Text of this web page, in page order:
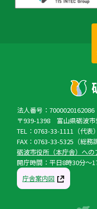
法人番号：7000020162086
〒939-1398 富山県砺波市
TEL：0763-33-1111（代表）
FAX：0763-33-5325（総務
砺波市役所（本庁舎）への
開庁時間：平日8時30分〜
庁舎案内図